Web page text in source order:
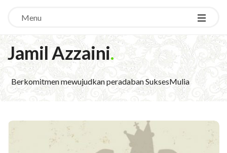
Menu
Jamil Azzaini.
Berkomitmen mewujudkan peradaban SuksesMulia